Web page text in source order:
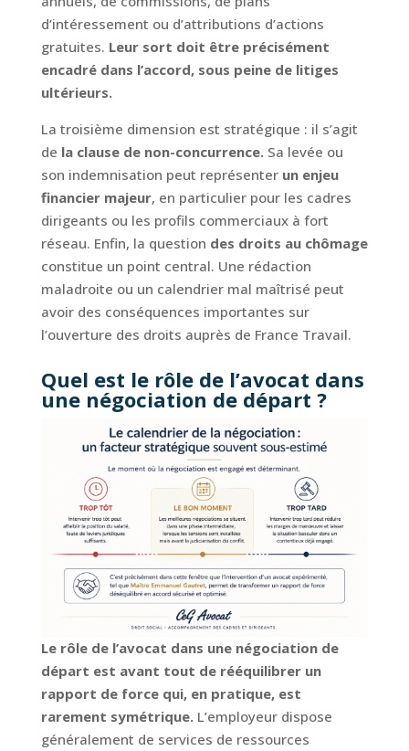
d’intéressement ou d’attributions d’actions
gratuites. Leur sort doit être précisément
encadré dans l’accord, sous peine de litiges
ultérieurs.
La troisième dimension est stratégique : il s’agit
de la clause de non-concurrence.Sa levée ou
son indemnisation peut représenter un enjeu
financier majeur, en particulier pour les cadres
dirigeants ou les profils commerciaux à fort
réseau. Enfin, la question des droits au chômage
constitue un point central. Une rédaction
maladroite ou un calendrier mal maîtrisé peut
avoir des conséquences importantes sur
l’ouverture des droits auprès de France Travail.
Quel est le rôle de l’avocat dans
une négociation de départ ?
Le rôle de l’avocat dans une négociation de
départ est avant tout de rééquilibrer un
rapport de force qui, en pratique, est
rarement symétrique.L’employeur dispose
généralement de services de ressources